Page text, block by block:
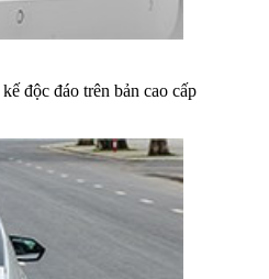
độc đáo trên bản cao cấp